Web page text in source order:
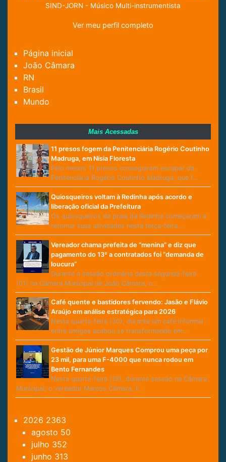
SIND-JORN - Músico Multi-instrumentista
Ver meu perfil completo
Página inicial
João Câmara
RN
Brasil
Mundo
Mais Acessadas
11 presos fogem da Penitenciária Rogério Coutinho
Madruga, em Nísia Floresta
Pelo menos 11 presos conseguiram escapar da
Penitenciária Rogério Coutinho Madruga, que f…
Quiosqueiros voltam à Redinha após acordo e
liberação oficial da Prefeitura
Os quiosqueiros da praia da Redinha começaram a
retomar suas atividades nesta terça-feira…
Vereador chama prefeita de “menina” e diz que
pagamento do 13º a contratados foi “demanda de
loucura”
Durante a sessão ordinária desta segunda-feira
(01) na Câmara Municipal de João Câmara, o…
Café quente e bastidores fervendo: Jasão e Flávio
Araújo em análise estratégica para 2026
Nesta quarta-feira (30), durante um café informal
entre amigos acabou se transformando em…
Gestão de Júnior Marques Comprou uma peça por
23 mil, para uma F-4000 que nunca rodou em
Bento Fernandes
Nesta quarta-feira (18), durante sessão na Câmara
Municipal, o vereador Marcos Câmara, lí…
2026 2363
agosto 50
julho 352
junho 313